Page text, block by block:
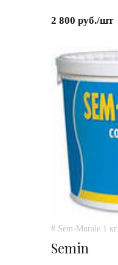
2 800 руб./шт
# Sem-Murale 1 кг.
Semin